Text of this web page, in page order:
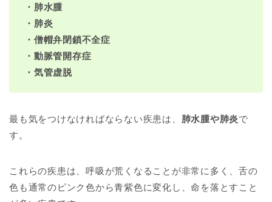
・肺水腫
・肺炎
・僧帽弁閉鎖不全症
・動脈管開存症
・気管虚脱
最も気をつけなければならない疾患は、 肺水腫や肺炎で
す。
これらの疾患は、呼吸が荒くなることが非常に多く、舌の
色も通常のピンク色から青紫色に変化し、命を落とすこと